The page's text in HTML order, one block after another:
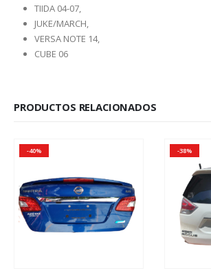
TIIDA 04-07,
JUKE/MARCH,
VERSA NOTE 14,
CUBE 06
PRODUCTOS RELACIONADOS
-40% -38%